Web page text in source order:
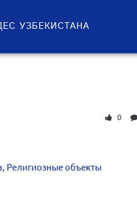
УЗБЕКИСТАНА
, Религиозные объекты
0